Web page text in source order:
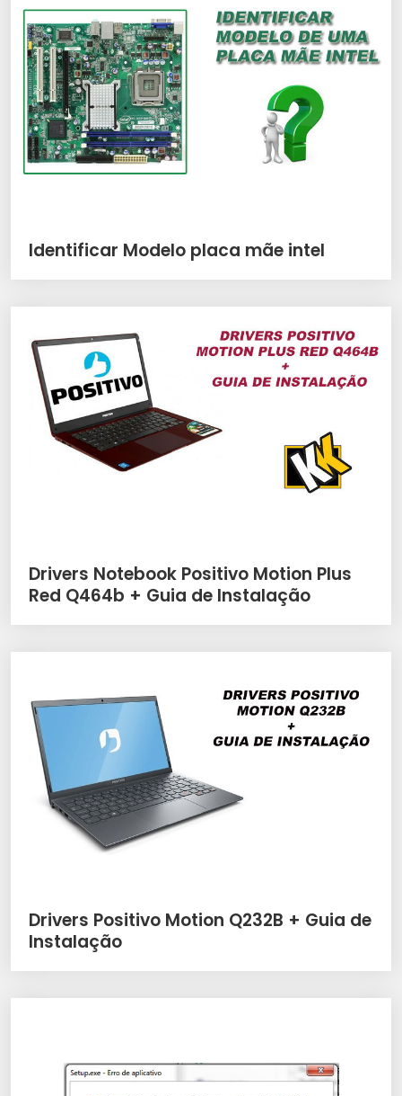
Identificar Modelo placa mãe intel
Drivers Notebook Positivo Motion Plus
Red Q464b + Guia de Instalação
Drivers Positivo Motion Q232B + Guia de
Instalação